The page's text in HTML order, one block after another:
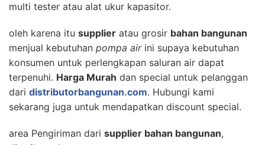
multi tester atau alat ukur kapasitor.
oleh karena itu supplier atau grosir bahan bangunan
menjual kebutuhan pompa air ini supaya kebutuhan
konsumen untuk perlengkapan saluran air dapat
terpenuhi. Harga Murah dan special untuk pelanggan
dari distributorbangunan.com. Hubungi kami
sekarang juga untuk mendapatkan discount special.
area Pengiriman dari supplier bahan bangunan,